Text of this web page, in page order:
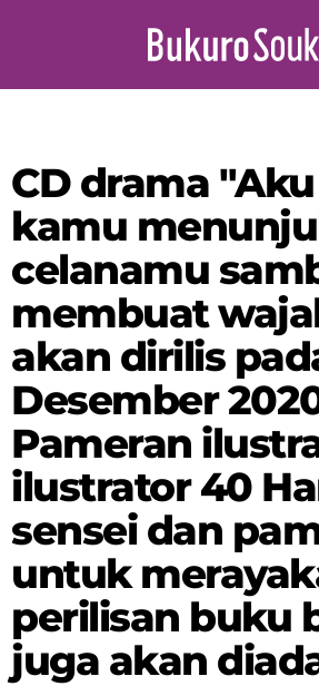
CD drama
kamu
celanamu
membuat
akan dirilis
Desember
Pameran
ilustrator 40
sensei dan
untuk
perilisan buku
juga akan